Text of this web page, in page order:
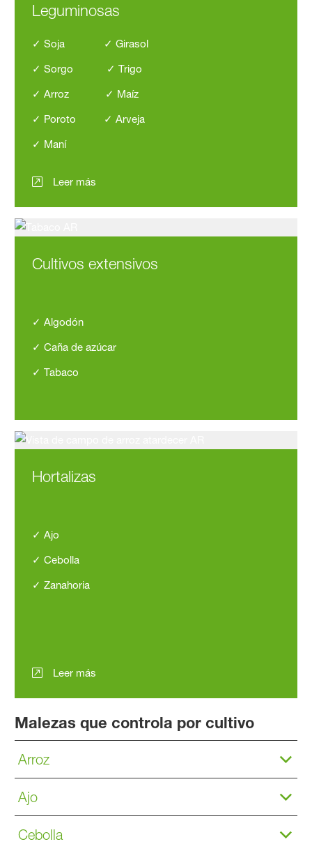
Leguminosas
✓ Soja
✓ Girasol
✓ Sorgo ✓ Trigo
✓ Arroz ✓ Maíz
✓ Poroto
✓ Arveja
✓ Maní
Leer más
Cultivos extensivos
✓ Algodón
✓ Caña de azúcar
✓ Tabaco
Hortalizas
✓ Ajo
✓ Cebolla
✓ Zanahoria
Leer más
Malezas que controla por cultivo
Arroz
Ajo
Cebolla